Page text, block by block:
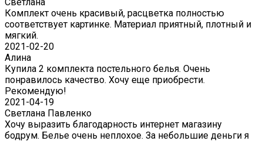
Светлана
Комплект очень красивый, расцветка полностью
соответствует картинке. Материал приятный, плотный и
мягкий.
2021-02-20
Алина
Купила 2 комплекта постельного белья. Очень
понравилось качество. Хочу еще приобрести.
Рекомендую!
2021-04-19
Светлана Павленко
Хочу выразить благодарность интернет магазину
бодрум. Белье очень неплохое. За небольшие деньги я